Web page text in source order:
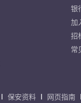
银
加
招
常
保安资料 网页指南